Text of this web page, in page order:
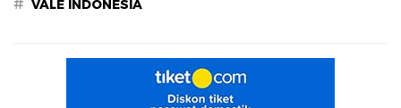
# VALE INDONESIA